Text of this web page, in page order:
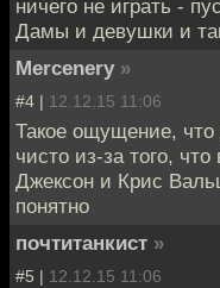
ничего не играть -
Дамы и девушки и
Mercenery »
#4 | 12.12.15 11:06
Такое ощущение,
чисто из-за того,
Джексон и Крис
понятно
почтитанкист »
#5 | 12.12.15 11:06